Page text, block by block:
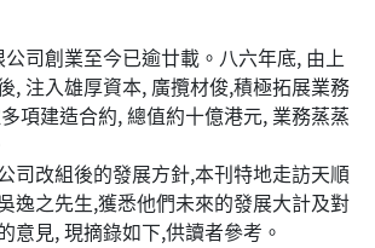
司創業至今已逾廿載。八六年底, 由上
, 注入雄厚資本, 廣攬材俊,積極拓展業務
項建造合約, 總值約十億港元, 業務蒸蒸
司改組後的發展方針,本刊特地走訪天順
逸之先生,獲悉他們未來的發展大計及對
意見, 現摘錄如下,供讀者參考。